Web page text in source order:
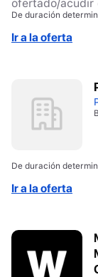
ofertado/acudir
experiencia
(Ropa, guantes
De duración
Ir a la oferta
De duración
Ir a la oferta